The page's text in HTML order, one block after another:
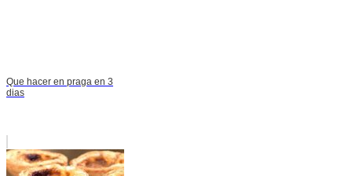
Que hacer en praga en 3
dias